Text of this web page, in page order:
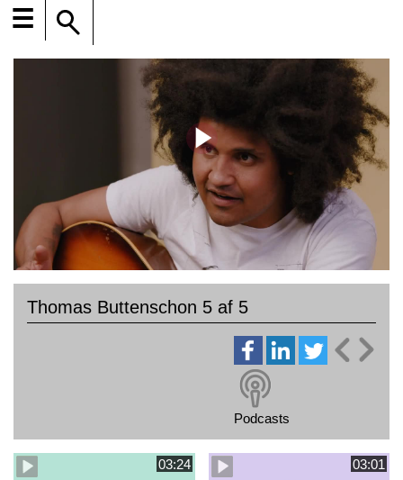
☰
Thomas Buttenschon 5 af 5
Podcasts
03:24 03:01